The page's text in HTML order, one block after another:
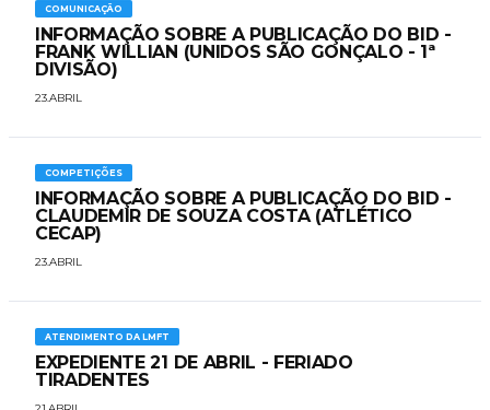
COMUNICAÇÃO
INFORMAÇÃO SOBRE A PUBLICAÇÃO DO BID -
FRANK WILLIAN (UNIDOS SÃO GONÇALO - 1ª
DIVISÃO)
23.ABRIL
COMPETIÇÕES
INFORMAÇÃO SOBRE A PUBLICAÇÃO DO BID -
CLAUDEMIR DE SOUZA COSTA (ATLÉTICO
CECAP)
23.ABRIL
ATENDIMENTO DA LMFT
EXPEDIENTE 21 DE ABRIL - FERIADO
TIRADENTES